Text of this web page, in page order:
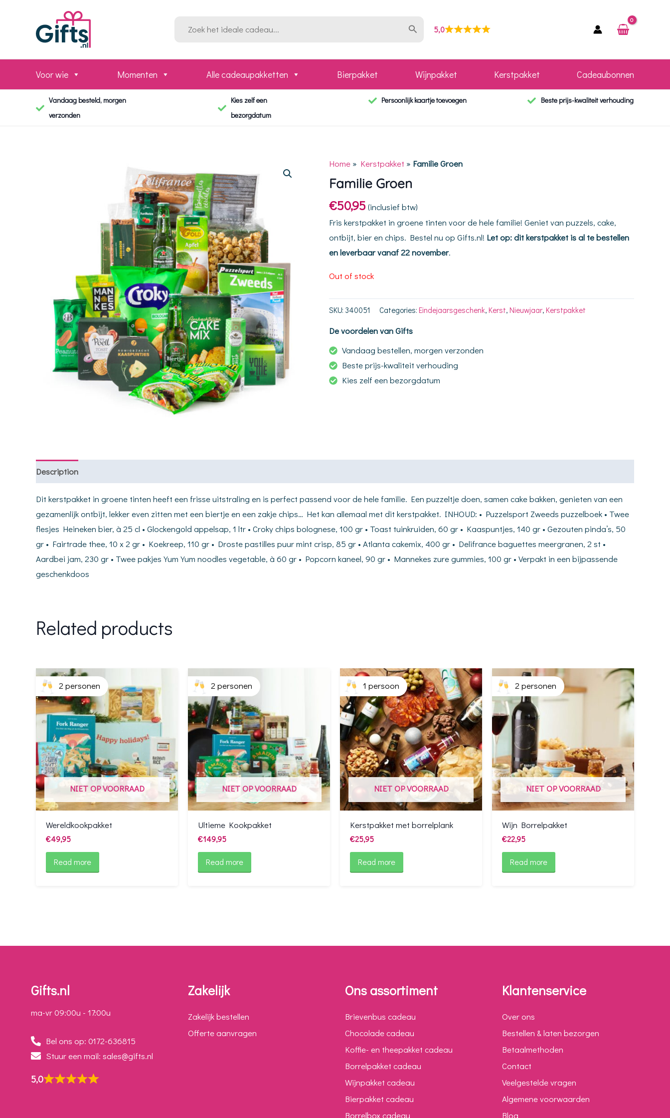
naar:
5,0
Voor wie Momenten Alle cadeaupakketten Bierpakket Wijnpakket Kerstpakket Cadeaubonnen
Vandaag besteld, morgen
verzonden
Kies zelf een
bezorgdatum
Persoonlijk kaartje toevoegen Beste prijs-kwaliteit verhouding
Home » Kerstpakket » Familie Groen
Familie Groen
€50,95 (inclusief btw)
Fris kerstpakket in groene tinten voor de hele familie! Geniet van puzzels, cake,
ontbijt, bier en chips. Bestel nu op Gifts.nl! Let op: dit kerstpakket is al te bestellen
en leverbaar vanaf 22 november.
Out of stock
SKU: 340051 Categories: Eindejaarsgeschenk, Kerst, Nieuwjaar, Kerstpakket
De voordelen van Gifts
Vandaag bestellen, morgen verzonden
Beste prijs-kwaliteit verhouding
Kies zelf een bezorgdatum
Description
Dit kerstpakket in groene tinten heeft een frisse uitstraling en is perfect passend voor de hele familie. Een puzzeltje doen, samen cake bakken, genieten van een
gezamenlijk ontbijt, lekker even zitten met een biertje en een zakje chips… Het kan allemaal met dit kerstpakket. INHOUD: • Puzzelsport Zweeds puzzelboek • Twee
flesjes Heineken bier, à 25 cl • Glockengold appelsap, 1 ltr • Croky chips bolognese, 100 gr • Toast tuinkruiden, 60 gr • Kaaspuntjes, 140 gr • Gezouten pinda’s, 50
gr • Fairtrade thee, 10 x 2 gr • Koekreep, 110 gr • Droste pastilles puur mint crisp, 85 gr • Atlanta cakemix, 400 gr • Delifrance baguettes meergranen, 2 st •
Aardbei jam, 230 gr • Twee pakjes Yum Yum noodles vegetable, à 60 gr • Popcorn kaneel, 90 gr • Mannekes zure gummies, 100 gr • Verpakt in een bijpassende
geschenkdoos
Related products
NIET OP VOORRAAD
2 personen
Wereldkookpakket
€49,95
Read more
NIET OP VOORRAAD
2 personen
Ultieme Kookpakket
€149,95
Read more
NIET OP VOORRAAD
1 persoon
Kerstpakket met borrelplank
€25,95
Read more
NIET OP VOORRAAD
2 personen
Wijn Borrelpakket
€22,95
Read more
Gifts.nl
ma-vr 09:00u - 17:00u
Bel ons op: 0172-636815
Stuur een mail: sales@gifts.nl
5,0
Zakelijk
Zakelijk bestellen
Offerte aanvragen
Ons assortiment
Brievenbus cadeau
Chocolade cadeau
Koffie- en theepakket cadeau
Borrelpakket cadeau
Wijnpakket cadeau
Bierpakket cadeau
Borrelbox cadeau
Klantenservice
Over ons
Bestellen & laten bezorgen
Betaalmethoden
Contact
Veelgestelde vragen
Algemene voorwaarden
Blog